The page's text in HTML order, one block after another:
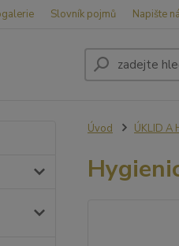
Slovník pojmů Napište
Úvod ÚKLID A